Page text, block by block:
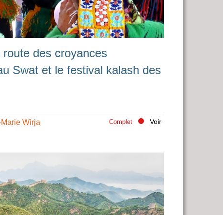
des croyances
Swat et le festival kalash des
Wirja Complet Voir